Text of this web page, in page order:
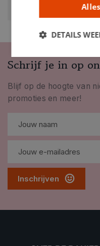
Schrijf je in op
Blijf op de hoogte van
promoties en meer!
Inschrijven
DETAILS